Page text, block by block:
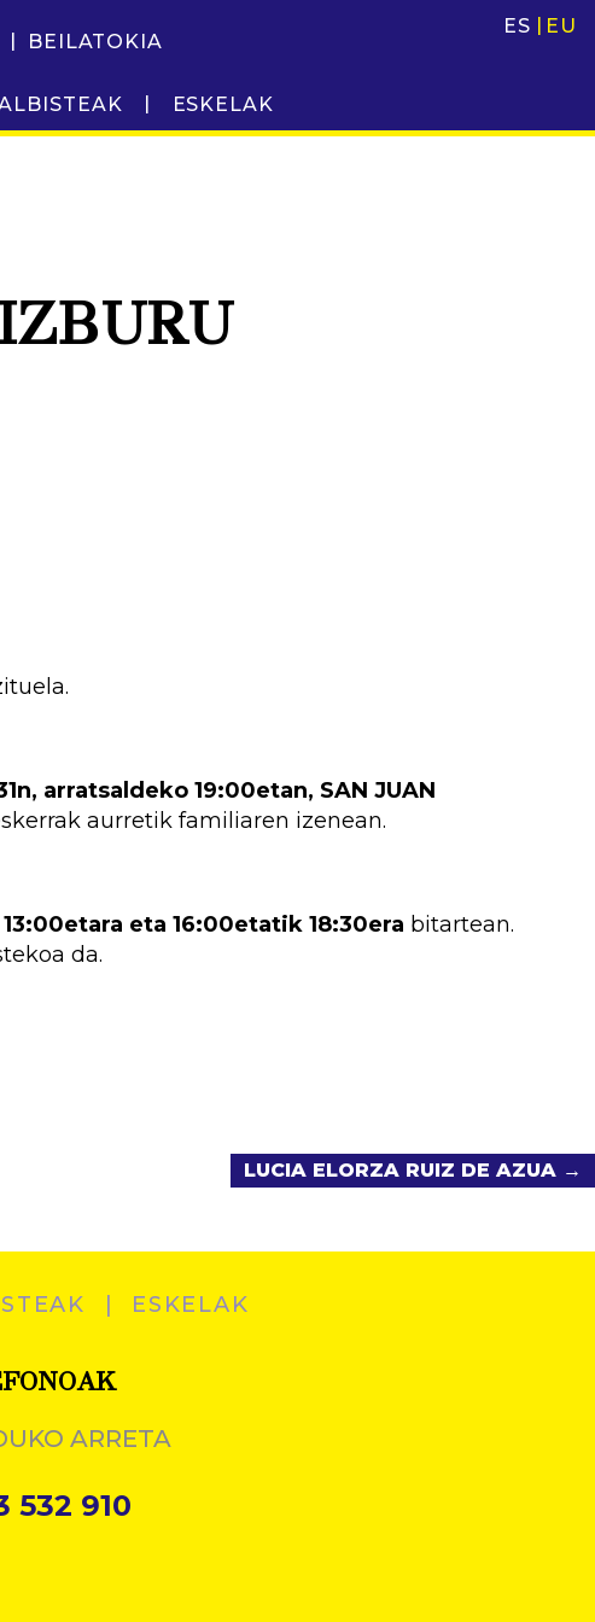
BEILATOKIA
ESKELAK
ES EU
arratsaldeko 19:00etan, SAN JUAN
aurretik familiaren izenean.
eta 16:00etatik 18:30era bitartean.
da.
LUCIA ELORZA RUIZ DE AZUA →
ESKELAK
ARRETA
532 910